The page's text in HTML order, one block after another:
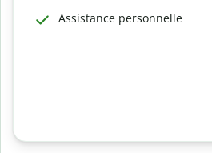
Assistance personnelle